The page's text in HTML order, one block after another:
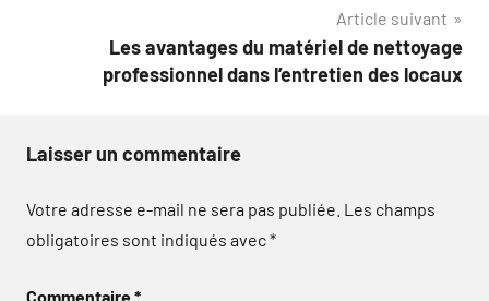
Article suivant
Les avantages du matériel de nettoyage
professionnel dans l’entretien des locaux
Laisser un commentaire
Votre adresse e-mail ne sera pas publiée. Les champs
obligatoires sont indiqués avec*
Commentaire*